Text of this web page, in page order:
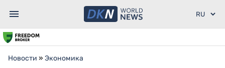
Новости » Экономика